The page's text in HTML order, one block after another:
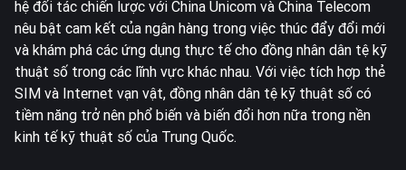
hệ đối tác chiến lược với China Unicom và China Telecom
nêu bật cam kết của ngân hàng trong việc thúc đẩy đổi mới
và khám phá các ứng dụng thực tế cho đồng nhân dân tệ kỹ
thuật số trong các lĩnh vực khác nhau. Với việc tích hợp thẻ
SIM và Internet vạn vật, đồng nhân dân tệ kỹ thuật số có
tiềm năng trở nên phổ biến và biến đổi hơn nữa trong nền
kinh tế kỹ thuật số của Trung Quốc.